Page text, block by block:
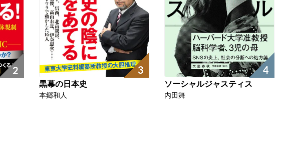
2 3
黒幕の日本史
本郷和人
4
ソーシャルジャスティス
内田舞